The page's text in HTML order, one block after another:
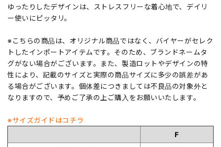
ゆったりしたデザインは、ストレスフリーな着心地で、デイリ
ー使いにピッタリ。
※こちらの商品は、オリジナル商品ではなく、バイヤーがセレク
トしたインポートアイテムです。そのため、ブランドネームタ
グがない場合がございます。また、製造ロットやデザインの特
性により、記載のサイズと実際の商品サイズに多少の誤差があ
る場合がございます。個体差につきましては不良品の対象外と
なりますので、予めご了承の上ご購入をお願いいたします。
※サイズガイドはコチラ
F